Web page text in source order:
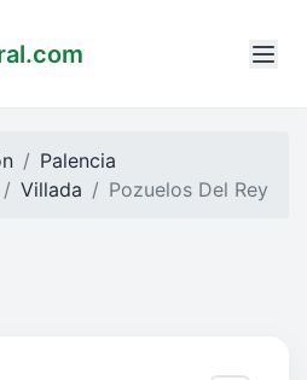
Palencia
Villada Pozuelos Del Rey